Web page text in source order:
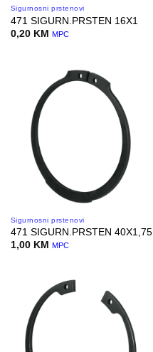
Sigurnosni prstenovi
471 SIGURN.PRSTEN 16X1
0,20 KM MPC
Sigurnosni prstenovi
471 SIGURN.PRSTEN 40X1,75
1,00 KM MPC